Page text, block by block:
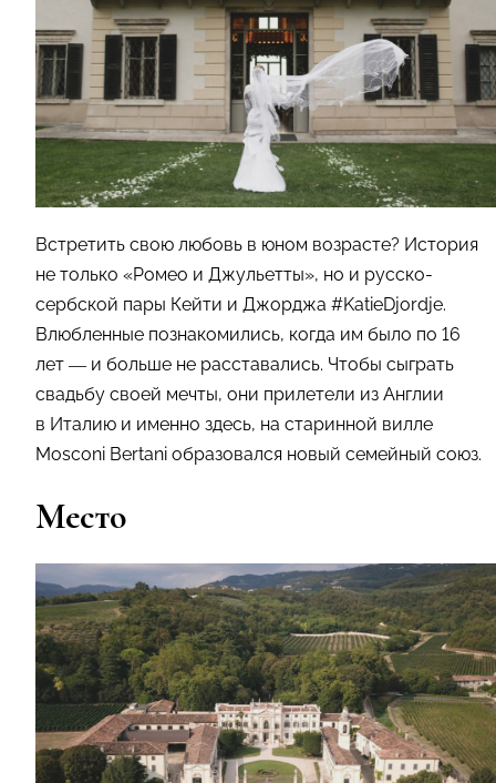
Встретить свою любовь в юном возрасте? История
не только «Ромео и Джульетты», но и русско-
сербской пары Кейти и Джорджа #KatieDjordje.
Влюбленные познакомились, когда им было по 16
лет — и больше не расставались. Чтобы сыграть
свадьбу своей мечты, они прилетели из Англии
в Италию и именно здесь, на старинной вилле
Mosconi Bertani образовался новый семейный союз.
Место